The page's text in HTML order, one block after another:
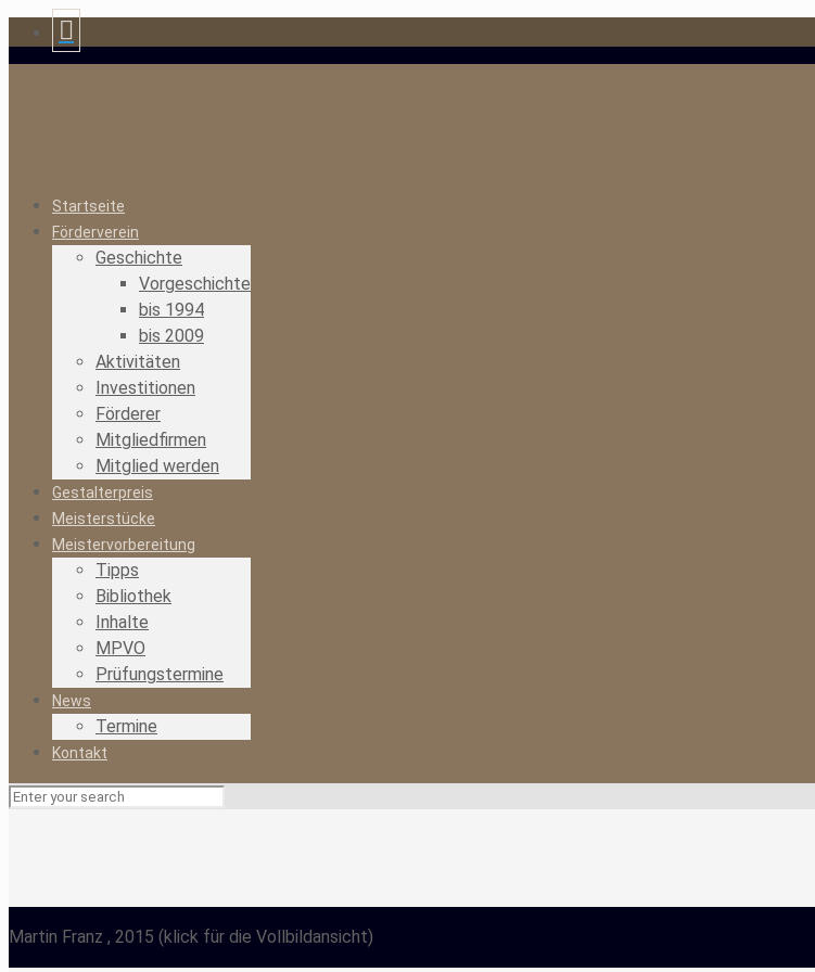
Startseite
Förderverein
Geschichte
Vorgeschichte
bis 1994
bis 2009
Aktivitäten
Investitionen
Förderer
Mitgliedfirmen
Mitglied werden
Gestalterpreis
Meisterstücke
Meistervorbereitung
Tipps
Bibliothek
Inhalte
MPVO
Prüfungstermine
News
Termine
Kontakt
Martin Franz , 2015 (klick für die Vollbildansicht)